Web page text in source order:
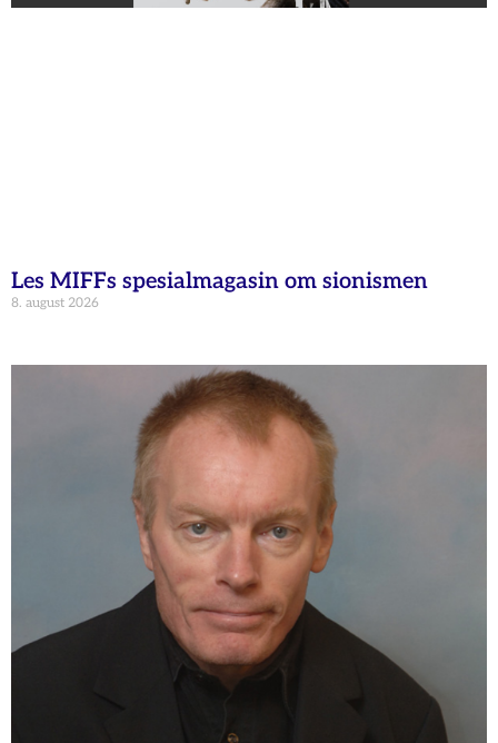
Les MIFFs spesialmagasin om sionismen
8. august 2026